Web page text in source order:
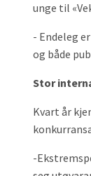
unge til
- Endeleg
og både
Stor
Kvart år
-